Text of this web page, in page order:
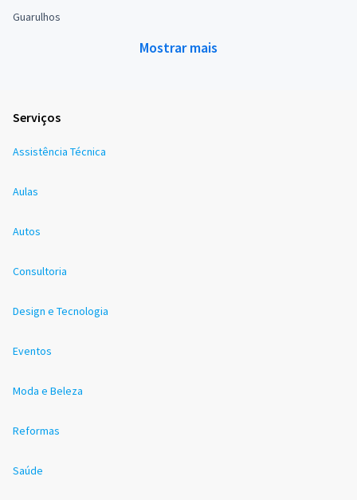
Guarulhos
Mostrar mais
Serviços
Assistência Técnica
Aulas
Autos
Consultoria
Design e Tecnologia
Eventos
Moda e Beleza
Reformas
Saúde